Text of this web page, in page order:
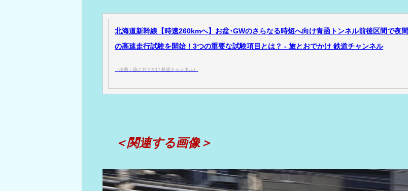
北海道新幹線【時速260kmへ】お盆･GWのさらなる時短へ向け青函トンネル前後区間で夜間
の高速走行試験を開始！3つの重要な試験項目とは？ - 旅とおでかけ 鉄道チャンネル
（出典：旅とおでかけ 鉄道チャンネル）
＜関連する画像＞